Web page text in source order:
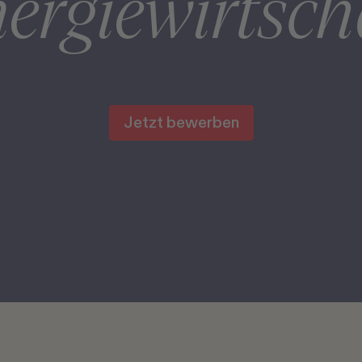
Jetzt bewerben